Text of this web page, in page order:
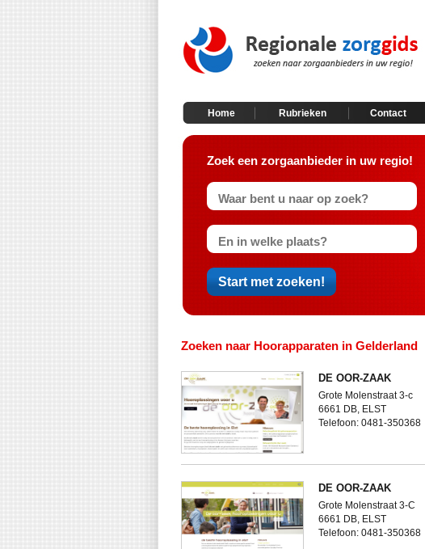
Home Rubrieken Contact
Zoek een zorgaanbieder in uw regio!
Zoeken naar Hoorapparaten in Gelderland
DE OOR-ZAAK
Grote Molenstraat 3-c
6661 DB, ELST
Telefoon: 0481-350368
DE OOR-ZAAK
Grote Molenstraat 3-C
6661 DB, ELST
Telefoon: 0481-350368